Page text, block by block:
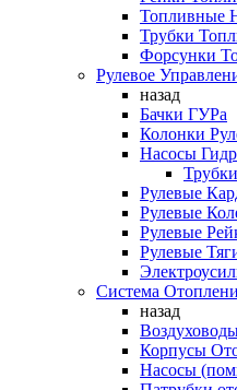
Топливные
Трубки
Форсунки
Рулевое
назад
Бачки ГУРа
Колонки
Насосы
Рулевые
Рулевые
Рулевые
Рулевые
Система
назад
Корпусы
Насосы